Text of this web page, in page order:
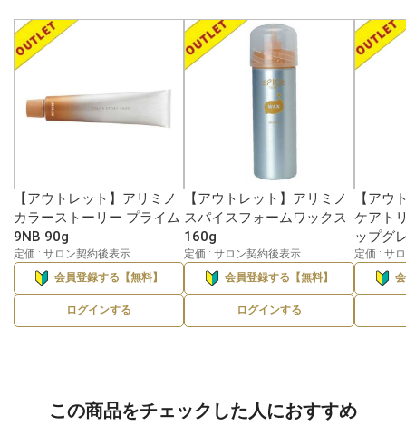
【アウトレット】アリミノ
カラーストーリー プライム
9NB 90g
定価 : サロン契約後表示
会員登録する【無料】
ログインする
【アウトレット】アリミノ
スパイスフォームワックス
160g
定価 : サロン契約後表示
会員登録する【無料】
ログインする
【アウ
ケアト
ップグ
定価 : サ
この商品をチェックした人におすすめ